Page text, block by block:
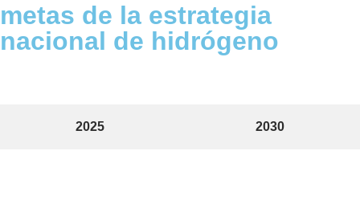
metas de la estrategia
nacional de hidrógeno
2025 2030